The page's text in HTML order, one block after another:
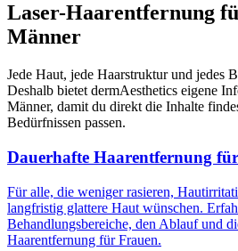
Laser-Haarentfernung
Männer
Jede Haut, jede Haarstruktur und jedes
Deshalb bietet dermAesthetics eigene
Männer, damit du direkt die Inhalte
Bedürfnissen passen.
Dauerhafte Haarentfernung
Für alle, die weniger rasieren,
langfristig glattere Haut wünschen.
Behandlungsbereiche, den Ablauf und
Haarentfernung für Frauen.